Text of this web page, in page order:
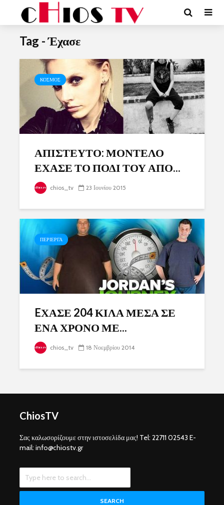
Tag - Έχασε
ΚΟΣΜΟΣ
ΑΠΙΣΤΕΥΤΟ: ΜΟΝΤΕΛΟ
ΕΧΑΣΕ ΤΟ ΠΟΔΙ ΤΟΥ ΑΠΟ...
chios_tv 23 Ιουνίου 2015
ΠΕΡΙΕΡΓΑ
EΧΑΣΕ 204 ΚΙΛΑ ΜΕΣΑ ΣΕ
ΕΝΑ ΧΡΟΝΟ ΜΕ...
chios_tv 18 Νοεμβρίου 2014
ChiosTV
Σας καλωσορίζουμε στην ιστοσελίδα μας! Tel: 22711 02543 E-
mail: info@chiostv.gr
SEARCH